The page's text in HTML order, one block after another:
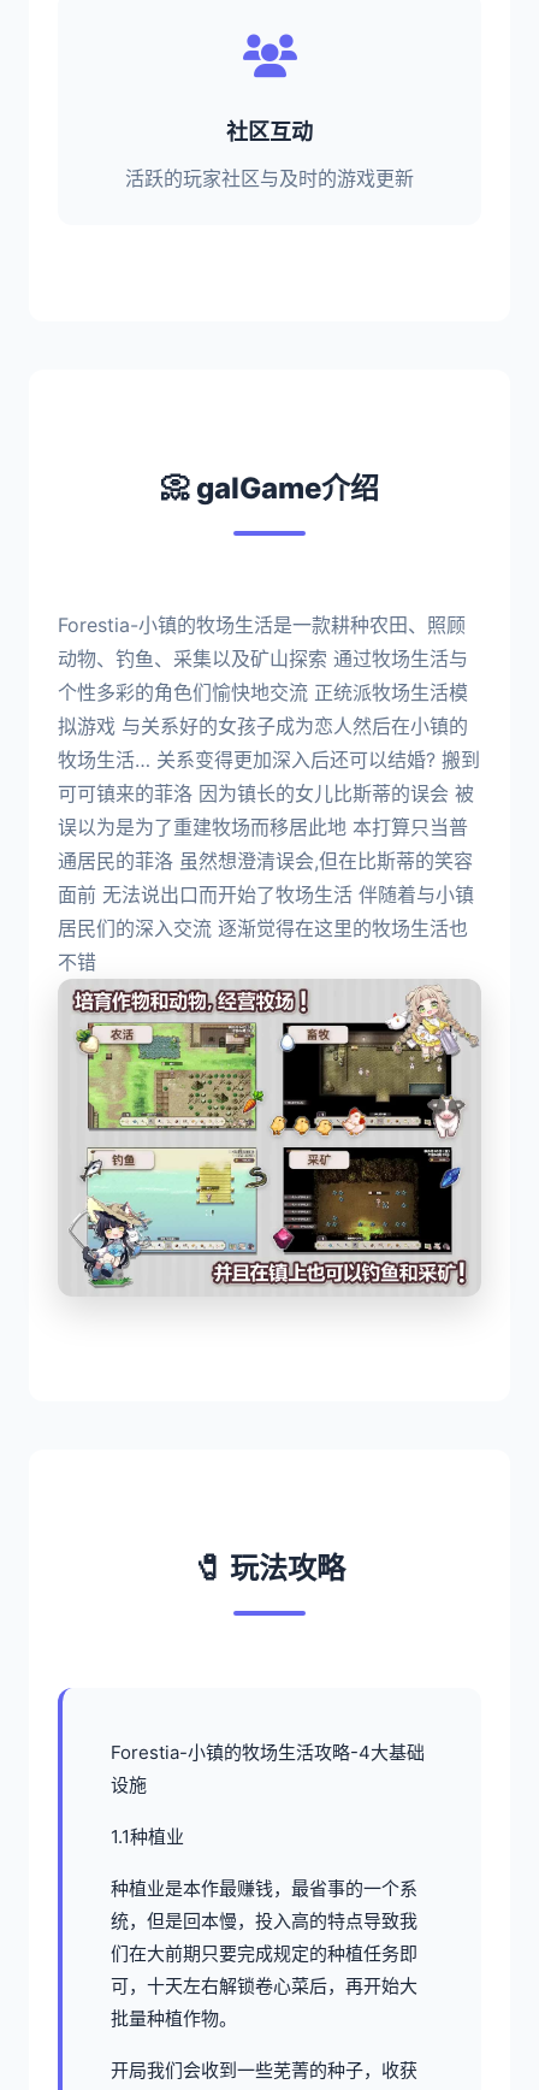
社区互动
活跃的玩家社区与及时的游戏更新
📀 galGame介绍
Forestia-小镇的牧场生活是一款耕种农田、照顾
动物、钓鱼、采集以及矿山探索 通过牧场生活与
个性多彩的角色们愉快地交流 正统派牧场生活模
拟游戏 与关系好的女孩子成为恋人然后在小镇的
牧场生活… 关系变得更加深入后还可以结婚? 搬到
可可镇来的菲洛 因为镇长的女儿比斯蒂的误会 被
误以为是为了重建牧场而移居此地 本打算只当普
通居民的菲洛 虽然想澄清误会,但在比斯蒂的笑容
面前 无法说出口而开始了牧场生活 伴随着与小镇
居民们的深入交流 逐渐觉得在这里的牧场生活也
不错
🧷 玩法攻略
Forestia-小镇的牧场生活攻略-4大基础
设施
1.1种植业
种植业是本作最赚钱，最省事的一个系
统，但是回本慢，投入高的特点导致我
们在大前期只要完成规定的种植任务即
可，十天左右解锁卷心菜后，再开始大
批量种植作物。
开局我们会收到一些芜菁的种子，收获